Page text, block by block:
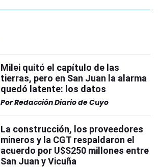
Milei quitó el capítulo de las
tierras, pero en San Juan la alarma
quedó latente: los datos
PorRedacción Diario de Cuyo
La construcción, los proveedores
mineros y la CGT respaldaron el
acuerdo por U$S250 millones entre
San Juan y Vicuña